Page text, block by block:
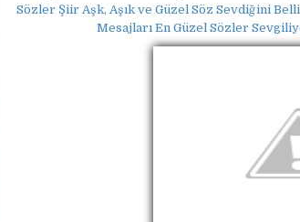
Sözler Şiir Aşk, Aşık ve Güzel Söz Sevdiğini
Mesajları En Güzel Sözler